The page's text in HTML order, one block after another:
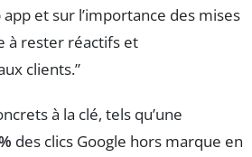
app et sur l’importance des mises
à rester réactifs et
clients.”
à la clé, tels qu’une
des clics Google hors marque en